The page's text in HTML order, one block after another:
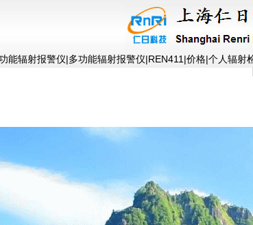
能辐射报警仪|多功能辐射报警仪|REN411|价格|个人辐